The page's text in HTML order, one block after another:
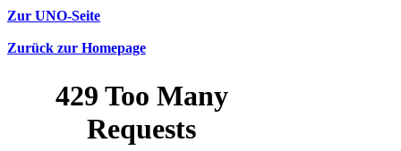
Zur UNO-Seite
Zurück zur Homepage